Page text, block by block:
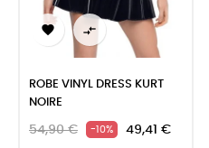
 
ROBE VINYL DRESS KURT
NOIRE
54,90 € -10% 49,41 €